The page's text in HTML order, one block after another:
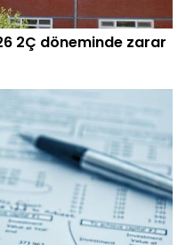
2Ç döneminde zarar